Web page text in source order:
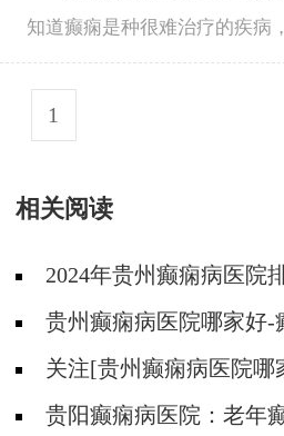
知道癫痫是种很难治疗的疾病
1
相关阅读
2024年贵州癫痫病医院
治疗癫痫呢？
贵州癫痫病医院哪家好-
是什么？
关注[贵州癫痫病医院哪
多少费用?
贵阳癫痫病医院：老年